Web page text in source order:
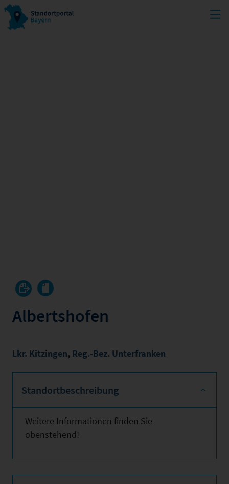
Albertshofen
Lkr. Kitzingen, Reg.-Bez. Unterfranken
Standortbeschreibung
Weitere Informationen finden Sie
obenstehend!